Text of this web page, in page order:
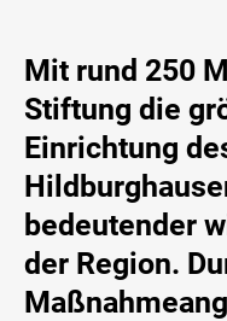
Mit rund 250
Stiftung die
Einrichtung
bedeutender
der Region.